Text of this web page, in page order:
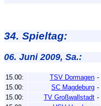
34. Spieltag:
06. Juni 2009, Sa.:
15.00: TSV Dormagen -
15.00:
SC Magdeburg -
15.00:
TV Großwallstadt -